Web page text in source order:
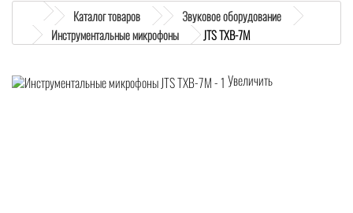
Каталог товаров
Звуковое оборудование
Инструментальные микрофоны
JTS TXB-7M
Увеличить